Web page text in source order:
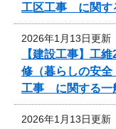
工区工事 に関す
2026年1月13日更新
【建設工事】工
修（暮らしの安
工事 に関する一
2026年1月13日更新